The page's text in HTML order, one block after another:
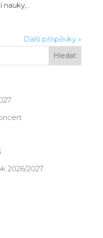
Další příspěvky »
2026/2027